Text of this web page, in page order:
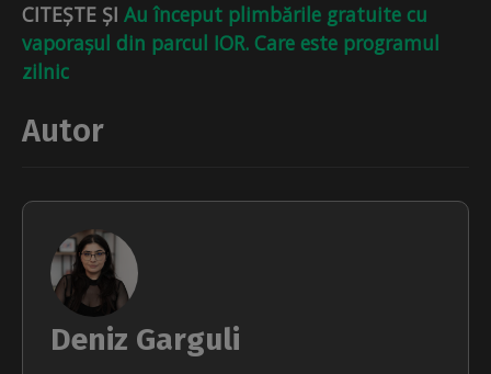
CITEȘTE ȘI Au început plimbările gratuite cu
vaporașul din parcul IOR. Care este programul
zilnic
Autor
Deniz Garguli